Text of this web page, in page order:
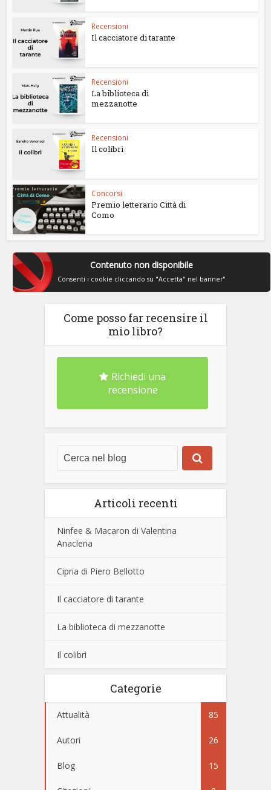
Recensioni
Il cacciatore di tarante
Recensioni
La biblioteca di
mezzanotte
Recensioni
Il colibrì
Concorsi
Premio letterario Città di
Como
Contenuto non disponibile
Consenti i cookie cliccando su "Accetta" nel banner"
Come posso far recensire il
mio libro?
Richiedi una
recensione
Articoli recenti
Ninfee & Macaron di Valentina
Anacleria
Cipria di Piero Bellotto
Il cacciatore di tarante
La biblioteca di mezzanotte
Il colibrì
Categorie
Attualità 85
Autori 26
Blog 15